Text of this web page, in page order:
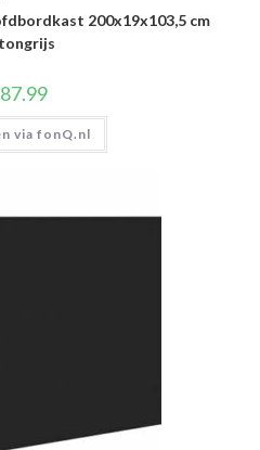
200x19x103,5 cm
87.99
via fonQ.nl